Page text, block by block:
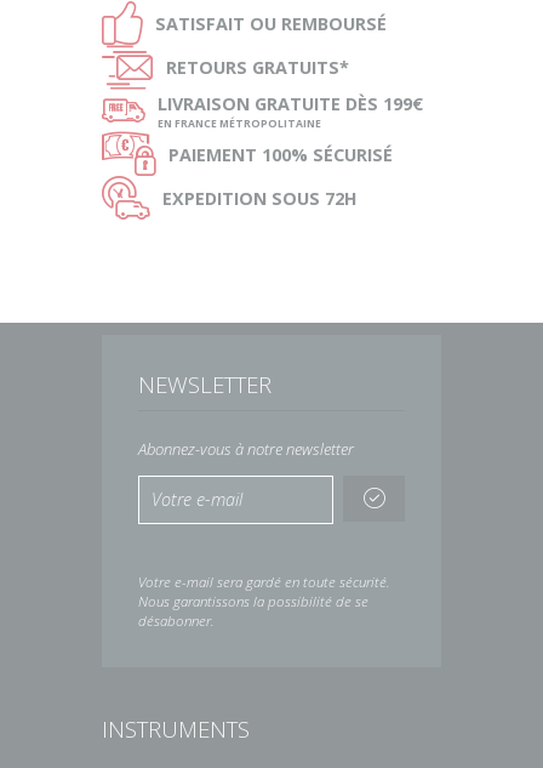
Ð SATISFAIT OU REMBOURSÉ
Ñ RETOURS GRATUITS*
ø LIVRAISON GRATUITE DÈS 199€
EN FRANCE MÉTROPOLITAINE
Ø PAIEMENT 100% SÉCURISÉ
Ù EXPEDITION SOUS 72H
NEWSLETTER
Abonnez-vous à notre newsletter
Votre e-mail sera gardé en toute sécurité.
Nous garantissons la possibilité de se
désabonner.
INSTRUMENTS